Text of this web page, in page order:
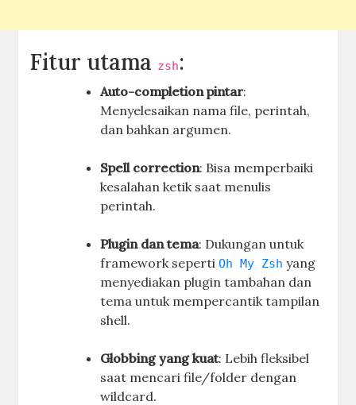
Fitur utama zsh:
Auto-completion pintar:
Menyelesaikan nama file, perintah,
dan bahkan argumen.
Spell correction: Bisa memperbaiki
kesalahan ketik saat menulis
perintah.
Plugin dan tema: Dukungan untuk
framework sepertiOh My Zsh yang
menyediakan plugin tambahan dan
tema untuk mempercantik tampilan
shell.
Globbing yang kuat: Lebih fleksibel
saat mencari file/folder dengan
wildcard.